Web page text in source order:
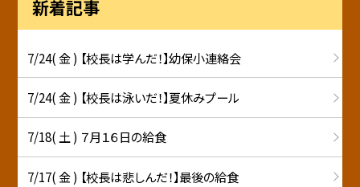
新着記事
7/24( 金 ) 【校長は学んだ！】幼保小連絡会
7/24( 金 ) 【校長は泳いだ！】夏休みプール
7/18( 土 ) ７月１６日の給食
7/17( 金 ) 【校長は悲しんだ！】最後の給食